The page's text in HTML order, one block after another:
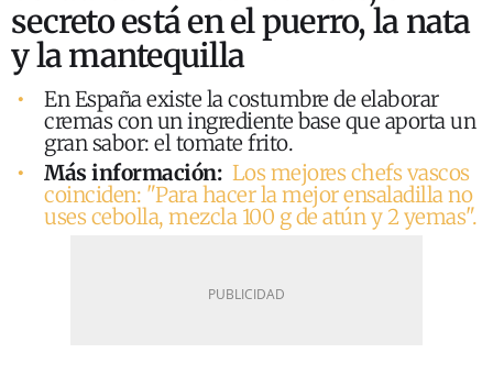
secreto está en el puerro, la nata
y la mantequilla
En España existe la costumbre de elaborar
cremas con un ingrediente base que aporta un
gran sabor: el tomate frito.
Más información: Los mejores chefs vascos
coinciden: "Para hacer la mejor ensaladilla no
uses cebolla, mezcla 100 g de atún y 2 yemas".